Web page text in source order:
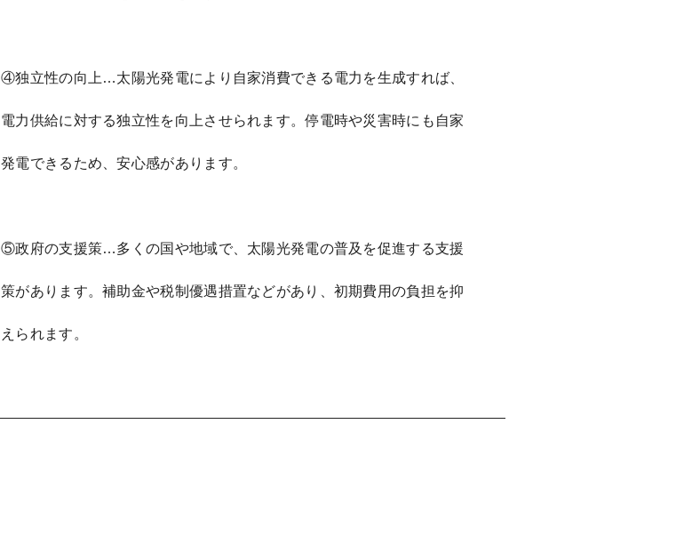
④独立性の向上…太陽光発電により自家消費できる電力を生成すれば、
電力供給に対する独立性を向上させられます。停電時や災害時にも自家
発電できるため、安心感があります。
⑤政府の支援策…多くの国や地域で、太陽光発電の普及を促進する支援
策があります。補助金や税制優遇措置などがあり、初期費用の負担を抑
えられます。